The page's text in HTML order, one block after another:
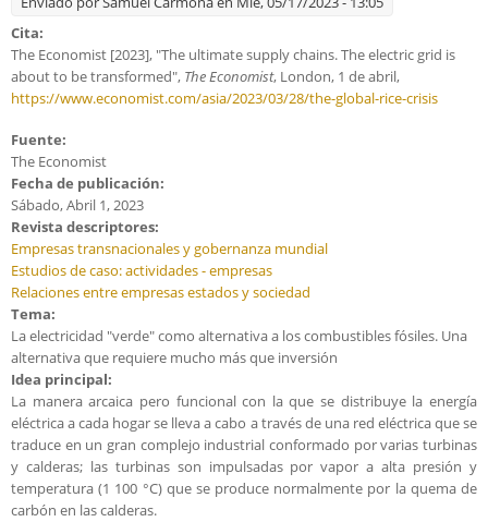
Cita:
The Economist [2023], "The ultimate supply chains. The electric grid is
about to be transformed", The Economist, London, 1 de abril,
https://www.economist.com/asia/2023/03/28/the-global-rice-crisis
Fuente:
The Economist
Fecha de publicación:
Sábado, Abril 1, 2023
Revista descriptores:
Empresas transnacionales y gobernanza mundial
Estudios de caso: actividades - empresas
Relaciones entre empresas estados y sociedad
Tema:
La electricidad "verde" como alternativa a los combustibles fósiles. Una
alternativa que requiere mucho más que inversión
Idea principal:
La manera arcaica pero funcional con la que se distribuye la energía
eléctrica a cada hogar se lleva a cabo a través de una red eléctrica que se
traduce en un gran complejo industrial conformado por varias turbinas
y calderas; las turbinas son impulsadas por vapor a alta presión y
temperatura (1 100 °C) que se produce normalmente por la quema de
carbón en las calderas.